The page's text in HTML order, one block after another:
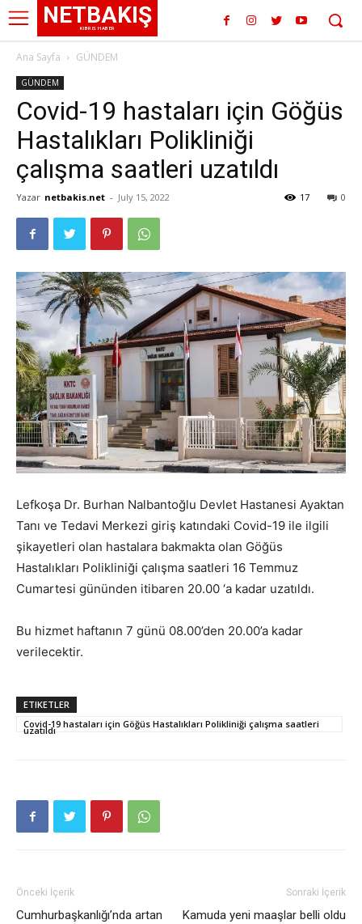
NETBAKIŞ
KIBRIS HABER
Ana Sayfa GÜNDEM
GÜNDEM
Covid-19 hastaları için Göğüs
Hastalıkları Polikliniği
çalışma saatleri uzatıldı
Yazar netbakis.net - July 15, 2022 0
17
Lefkoşa Dr. Burhan Nalbantoğlu Devlet Hastanesi Ayaktan
Tanı ve Tedavi Merkezi giriş katındaki Covid-19 ile ilgili
şikayetleri olan hastalara bakmakta olan Göğüs
Hastalıkları Polikliniği çalışma saatleri 16 Temmuz
Cumartesi gününden itibaren 20.00 ‘a kadar uzatıldı.
Bu hizmet haftanın 7 günü 08.00’den 20.00’a kadar
verilecektir.
ETIKETLER
Covid-19 hastaları için Göğüs Hastalıkları Polikliniği çalışma saatleri
uzatıldı
Önceki İçerik
Cumhurbaşkanlığı’nda artan
Sonraki İçerik
Kamuda yeni maaşlar belli oldu